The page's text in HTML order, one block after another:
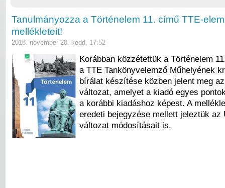
Tanulmányozza a Történelem 11. című TTE-
mellékleteit!
2018. november 20. kedd, 17:52
Korábban közzétettük a Történelem
a TTE Tankönyvelemző Műhelyének
bírálat készítése közben jelent meg
változat, amelyet a kiadó egyes
a korábbi kiadáshoz képest. A
eredeti bejegyzése mellett jeleztük az
változat módosításait is.